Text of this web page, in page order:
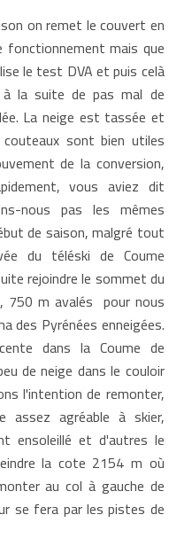
on remet le couvert en
fonctionnement mais que
le test DVA et puis celà
à la suite de pas mal de
La neige est tassée et
sont bien utiles
de la conversion,
vous aviez dit
nous pas les mêmes
de saison, malgré tout
du téléski de Coume
rejoindre le sommet du
750 m avalés pour nous
des Pyrénées enneigées.
dans la Coume de
de neige dans le couloir
l'intention de remonter,
agréable à skier,
ensoleillé et d'autres le
la cote 2154 m où
au col à gauche de
se fera par les pistes de